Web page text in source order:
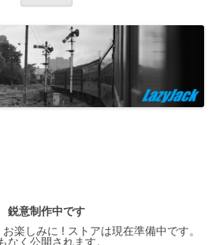
ツ
へ
ス
キ
ッ
プ
鋭意制作中です
楽しみに ! ストアは現在準備中です。
なく公開されます。